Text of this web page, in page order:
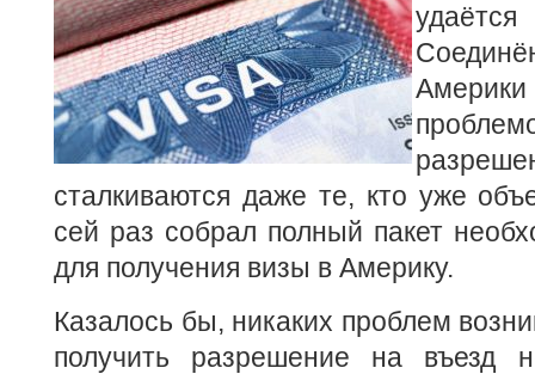
Америки
сталкиваются даже те, кто уже
сей раз собрал полный пакет
для получения визы в Америку.
Казалось бы, никаких проблем
получить разрешение на въезд